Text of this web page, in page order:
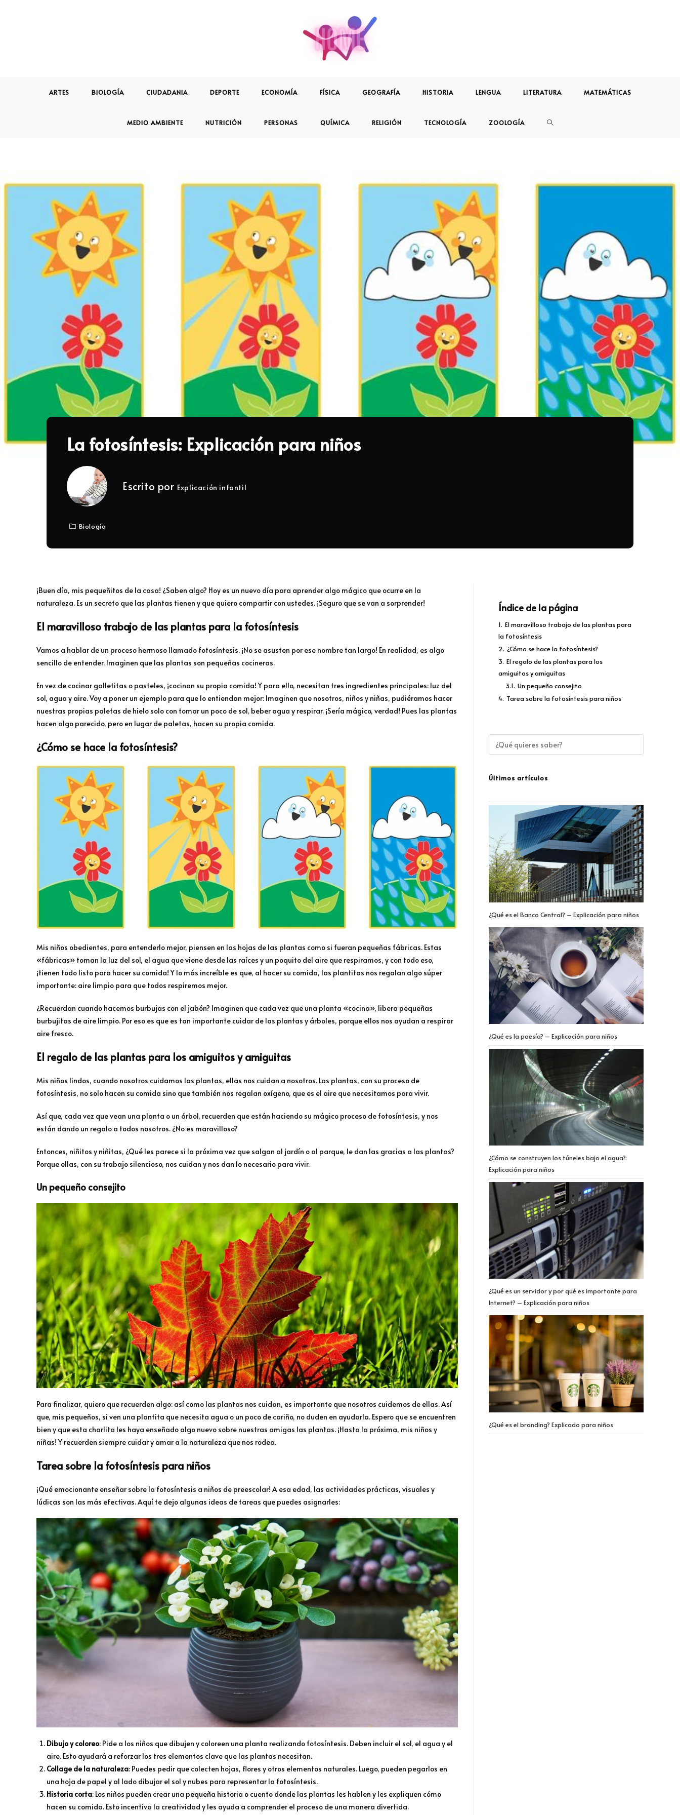
ARTES BIOLOGÍA CIUDADANIA DEPORTE ECONOMÍA FÍSICA GEOGRAFÍA HISTORIA LENGUA LITERATURA MATEMÁTICAS
MEDIO AMBIENTE NUTRICIÓN PERSONAS QUÍMICA RELIGIÓN TECNOLOGÍA ZOOLOGÍA
La fotosíntesis: Explicación para niños
Escrito por Explicación infantil
Biología
¡Buen día, mis pequeñitos de la casa! ¿Saben algo? Hoy es un nuevo día para aprender algo mágico que ocurre en la
naturaleza. Es un secreto que las plantas tienen y que quiero compartir con ustedes. ¡Seguro que se van a sorprender!
El maravilloso trabajo de las plantas para la fotosíntesis
Vamos a hablar de un proceso hermoso llamado fotosíntesis. ¡No se asusten por ese nombre tan largo! En realidad, es algo
sencillo de entender. Imaginen que las plantas son pequeñas cocineras.
En vez de cocinar galletitas o pasteles, ¡cocinan su propia comida! Y para ello, necesitan tres ingredientes principales: luz del
sol, agua y aire. Voy a poner un ejemplo para que lo entiendan mejor: Imaginen que nosotros, niños y niñas, pudiéramos hacer
nuestras propias paletas de hielo solo con tomar un poco de sol, beber agua y respirar. ¡Sería mágico, verdad! Pues las plantas
hacen algo parecido, pero en lugar de paletas, hacen su propia comida.
¿Cómo se hace la fotosíntesis?
Mis niños obedientes, para entenderlo mejor, piensen en las hojas de las plantas como si fueran pequeñas fábricas. Estas
«fábricas» toman la luz del sol, el agua que viene desde las raíces y un poquito del aire que respiramos, y con todo eso,
¡tienen todo listo para hacer su comida! Y lo más increíble es que, al hacer su comida, las plantitas nos regalan algo súper
importante: aire limpio para que todos respiremos mejor.
¿Recuerdan cuando hacemos burbujas con el jabón? Imaginen que cada vez que una planta «cocina», libera pequeñas
burbujitas de aire limpio. Por eso es que es tan importante cuidar de las plantas y árboles, porque ellos nos ayudan a respirar
aire fresco.
El regalo de las plantas para los amiguitos y amiguitas
Mis niños lindos, cuando nosotros cuidamos las plantas, ellas nos cuidan a nosotros. Las plantas, con su proceso de
fotosíntesis, no solo hacen su comida sino que también nos regalan oxígeno, que es el aire que necesitamos para vivir.
Así que, cada vez que vean una planta o un árbol, recuerden que están haciendo su mágico proceso de fotosíntesis, y nos
están dando un regalo a todos nosotros. ¿No es maravilloso?
Entonces, niñitos y niñitas, ¿Qué les parece si la próxima vez que salgan al jardín o al parque, le dan las gracias a las plantas?
Porque ellas, con su trabajo silencioso, nos cuidan y nos dan lo necesario para vivir.
Un pequeño consejito
Para finalizar, quiero que recuerden algo: así como las plantas nos cuidan, es importante que nosotros cuidemos de ellas. Así
que, mis pequeños, si ven una plantita que necesita agua o un poco de cariño, no duden en ayudarla. Espero que se encuentren
bien y que esta charlita les haya enseñado algo nuevo sobre nuestras amigas las plantas. ¡Hasta la próxima, mis niños y
niñas! Y recuerden siempre cuidar y amar a la naturaleza que nos rodea.
Tarea sobre la fotosíntesis para niños
¡Qué emocionante enseñar sobre la fotosíntesis a niños de preescolar! A esa edad, las actividades prácticas, visuales y
lúdicas son las más efectivas. Aquí te dejo algunas ideas de tareas que puedes asignarles:
Dibujo y coloreo: Pide a los niños que dibujen y coloreen una planta realizando fotosíntesis. Deben incluir el sol, el agua y el
aire. Esto ayudará a reforzar los tres elementos clave que las plantas necesitan.
Collage de la naturaleza: Puedes pedir que colecten hojas, flores y otros elementos naturales. Luego, pueden pegarlos en
una hoja de papel y al lado dibujar el sol y nubes para representar la fotosíntesis.
Historia corta: Los niños pueden crear una pequeña historia o cuento donde las plantas les hablen y les expliquen cómo
hacen su comida. Esto incentiva la creatividad y les ayuda a comprender el proceso de una manera divertida.
Índice de la página
1. El maravilloso trabajo de las plantas para
la fotosíntesis
2. ¿Cómo se hace la fotosíntesis?
3. El regalo de las plantas para los
amiguitos y amiguitas
3.1. Un pequeño consejito
4. Tarea sobre la fotosíntesis para niños
Últimos artículos
¿Qué es el Banco Central? – Explicación para niños
¿Qué es la poesía? – Explicación para niños
¿Cómo se construyen los túneles bajo el agua?:
Explicación para niños
¿Qué es un servidor y por qué es importante para
Internet? – Explicación para niños
¿Qué es el branding? Explicado para niños